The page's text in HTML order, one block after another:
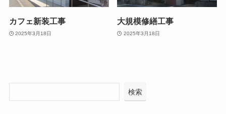
カフェ新装工事
2025年3月18日
大規模修繕工事
2025年3月18日
検索